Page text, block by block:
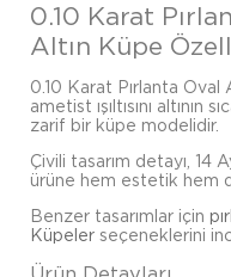
0.10 Karat
Altın Küpe
0.10 Karat Pırlanta Oval
ametist ışıltısını
zarif bir küpe modelidir.
Çivili tasarım detayı, 14
ürüne hem estetik hem
Benzer tasarımlar için
Küpeler seçeneklerini